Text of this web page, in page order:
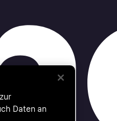
Daten an